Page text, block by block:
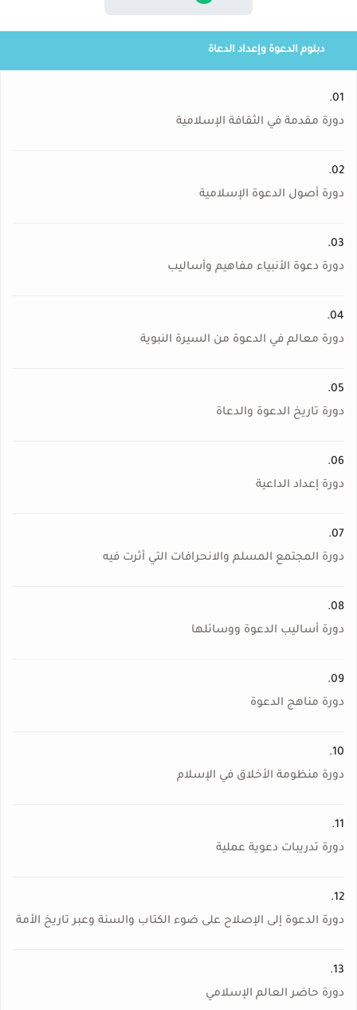
دبلوم الدعوة وإعداد الدعاة
01.
دورة مقدمة في الثقافة الإسلامية
02.
دورة أصول الدعوة الإسلامية
03.
دورة دعوة الأنبياء مفاهيم وأساليب
04.
دورة معالم في الدعوة من السيرة النبوية
05.
دورة تاريخ الدعوة والدعاة
06.
دورة إعداد الداعية
07.
دورة المجتمع المسلم والانحرافات التي أثرت فيه
08.
دورة أساليب الدعوة ووسائلها
09.
دورة مناهج الدعوة
10.
دورة منظومة الأخلاق في الإسلام
11.
دورة تدريبات دعوية عملية
12.
دورة الدعوة إلى الإصلاح على ضوء الكتاب والسنة وعبر تاريخ الأمة
13.
دورة حاضر العالم الإسلامي